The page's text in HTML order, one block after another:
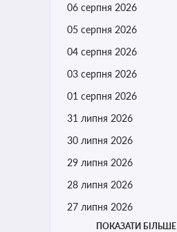
06 серпня 2026
05 серпня 2026
04 серпня 2026
03 серпня 2026
01 серпня 2026
31 липня 2026
30 липня 2026
29 липня 2026
28 липня 2026
27 липня 2026
ПОКАЗАТИ БІЛЬШЕ